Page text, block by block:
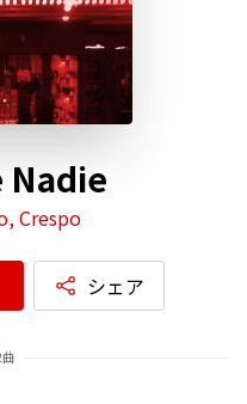
Nadie
Crespo
シェア